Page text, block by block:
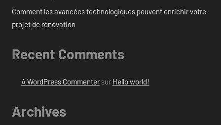
Comment les avancées technologiques peuvent enrichir votre
projet de rénovation
Recent Comments
A WordPress Commentersur Hello world!
Archives